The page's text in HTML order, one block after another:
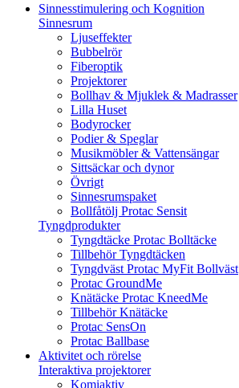
Sinnesstimulering och Kognition
Sinnesrum
Ljuseffekter
Bubbelrör
Fiberoptik
Projektorer
Bollhav & Mjuklek & Madrasser
Lilla Huset
Bodyrocker
Podier & Speglar
Musikmöbler & Vattensängar
Sittsäckar och dynor
Övrigt
Sinnesrumspaket
Bollfåtölj Protac Sensit
Tyngdprodukter
Tyngdtäcke Protac Bolltäcke
Tillbehör Tyngdtäcken
Tyngdväst Protac MyFit Bollväst
Protac GroundMe
Knätäcke Protac KneedMe
Tillbehör Knätäcke
Protac SensOn
Protac Ballbase
Aktivitet och rörelse
Interaktiva projektorer
Komiaktiv